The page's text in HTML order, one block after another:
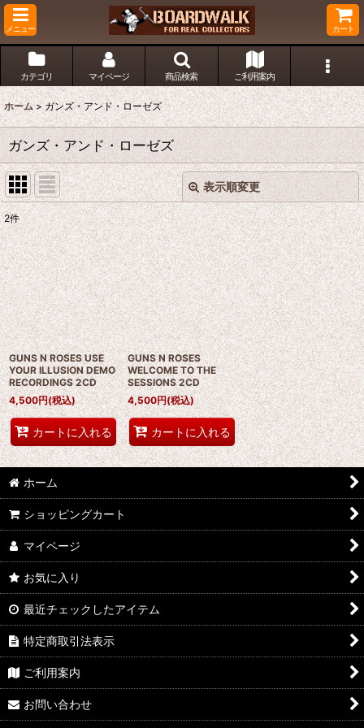
メニュー カート
カテゴリ マイページ 商品検索 ご利用案内
ホーム > ガンズ・アンド・ローゼズ
ガンズ・アンド・ローゼズ
表示順変更
表示数:
並び順:
絞り込む
閉じる
2件
GUNS N ROSES USE
YOUR ILLUSION DEMO
RECORDINGS 2CD
4,500円(税込)
カートに入れる
GUNS N ROSES
WELCOME TO THE
SESSIONS 2CD
4,500円(税込)
カートに入れる
ホーム
ショッピングカート
マイページ
お気に入り
最近チェックしたアイテム
特定商取引法表示
ご利用案内
お問い合わせ